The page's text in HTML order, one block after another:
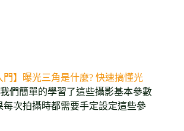
門】曝光三角是什麼? 快速搞懂光
們簡單的學習了這些攝影基本參數
每次拍攝時都需要手定設定這些參